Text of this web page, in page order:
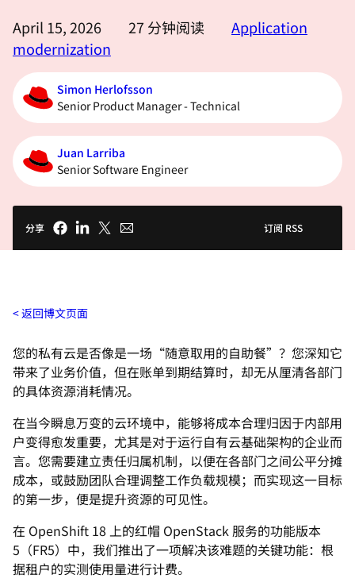
April 15, 2026 27分钟阅读
Application
modernization
Simon Herlofsson
Senior Product Manager - Technical
Juan Larriba
Senior Software Engineer
分享 订阅 RSS
返回博文页面
您的私有云是否像是一场“随意取用的自助餐”？您深知它
带来了业务价值，但在账单到期结算时，却无从厘清各部门
的具体资源消耗情况。
在当今瞬息万变的云环境中，能够将成本合理归因于内部用
户变得愈发重要，尤其是对于运行自有云基础架构的企业而
言。您需要建立责任归属机制，以便在各部门之间公平分摊
成本，或鼓励团队合理调整工作负载规模；而实现这一目标
的第一步，便是提升资源的可见性。
在 OpenShift 18 上的红帽 OpenStack 服务的功能版本
5（FR5）中，我们推出了一项解决该难题的关键功能：根
据租户的实测使用量进行计费。